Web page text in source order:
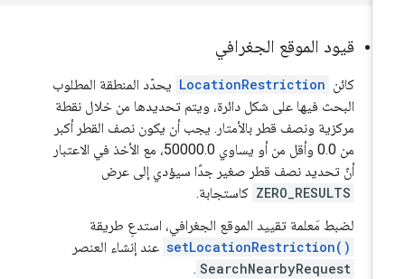
قيود الموقع الجغرافي
كائن LocationRestriction يحدّد المنطقة المطلوب
البحث فيها على شكل دائرة، ويتم تحديدها من خلال نقطة
مركزية ونصف قطر بالأمتار. يجب أن يكون نصف القطر أكبر
من 0.0 وأقل من أو يساوي 50000.0، مع الأخذ في الاعتبار
أنّ تحديد نصف قطر صغير جدًا سيؤدي إلى عرض
ZERO_RESULTS كاستجابة.
لضبط مَعلمة تقييد الموقع الجغرافي، استدعِ طريقة
setLocationRestriction() عند إنشاء العنصر
SearchNearbyRequest
.